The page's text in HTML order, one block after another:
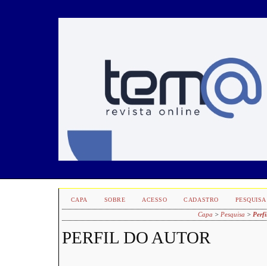
CAPA SOBRE ACESSO CADASTRO PESQUISA
Capa > Pesquisa >
PERFIL DO AUTOR